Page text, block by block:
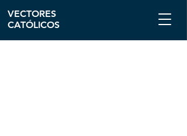
VECTORES
CATÓLICOS